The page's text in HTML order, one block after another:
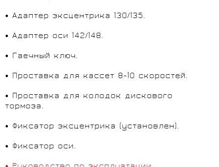
• Адаптер эксцентрика 130/135.
• Адаптер оси 142/148.
• Гаечный ключ.
• Проставка для кассет 8-10 скоростей.
• Проставка для колодок дискового
тормоза.
• Фиксатор эксцентрика (установлен).
• Фиксатор оси.